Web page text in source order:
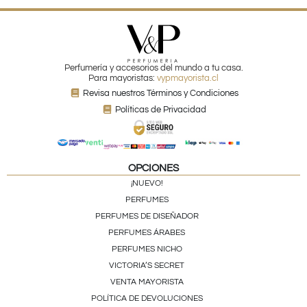
Perfumería y accesorios del mundo a tu casa.
Para mayoristas: vypmayorista.cl
Revisa nuestros Términos y Condiciones
Políticas de Privacidad
OPCIONES
¡NUEVO!
PERFUMES
PERFUMES DE DISEÑADOR
PERFUMES ÁRABES
PERFUMES NICHO
VICTORIA’S SECRET
VENTA MAYORISTA
POLÍTICA DE DEVOLUCIONES